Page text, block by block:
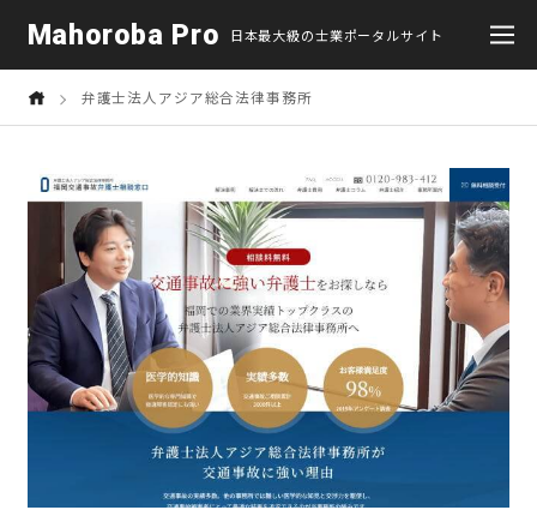
Mahoroba Pro 日本最大級の士業ポータルサイト
弁護士法人アジア総合法律事務所